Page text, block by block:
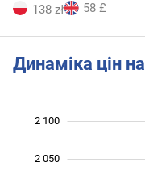
138 zł 58 £
Динаміка цін
2 050
2 100